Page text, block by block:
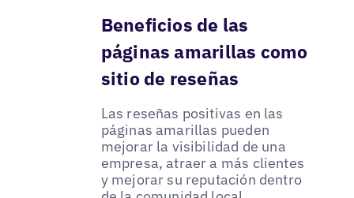
Beneficios de las
páginas amarillas como
sitio de reseñas
Las reseñas positivas en las
páginas amarillas pueden
mejorar la visibilidad de una
empresa, atraer a más clientes
y mejorar su reputación dentro